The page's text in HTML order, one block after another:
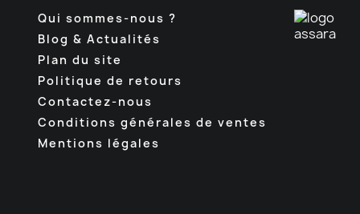
Qui sommes-nous ?
Blog & Actualités
Plan du site
Politique de retours
Contactez-nous
Conditions générales de ventes
Mentions légales